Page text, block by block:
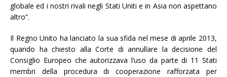
globale ed i nostri rivali negli Stati Uniti e in Asia non aspettano
altro”.
Il Regno Unito ha lanciato la sua sfida nel mese di aprile 2013,
quando ha chiesto alla Corte di annullare la decisione del
Consiglio Europeo che autorizzava l’uso da parte di 11 Stati
membri della procedura di cooperazione rafforzata per